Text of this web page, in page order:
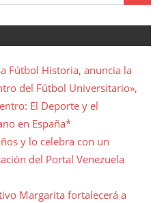
Fútbol Historia, anuncia la
del Fútbol Universitario»,
El Deporte y el
en España*
y lo celebra con un
del Portal Venezuela
Margarita fortalecerá a